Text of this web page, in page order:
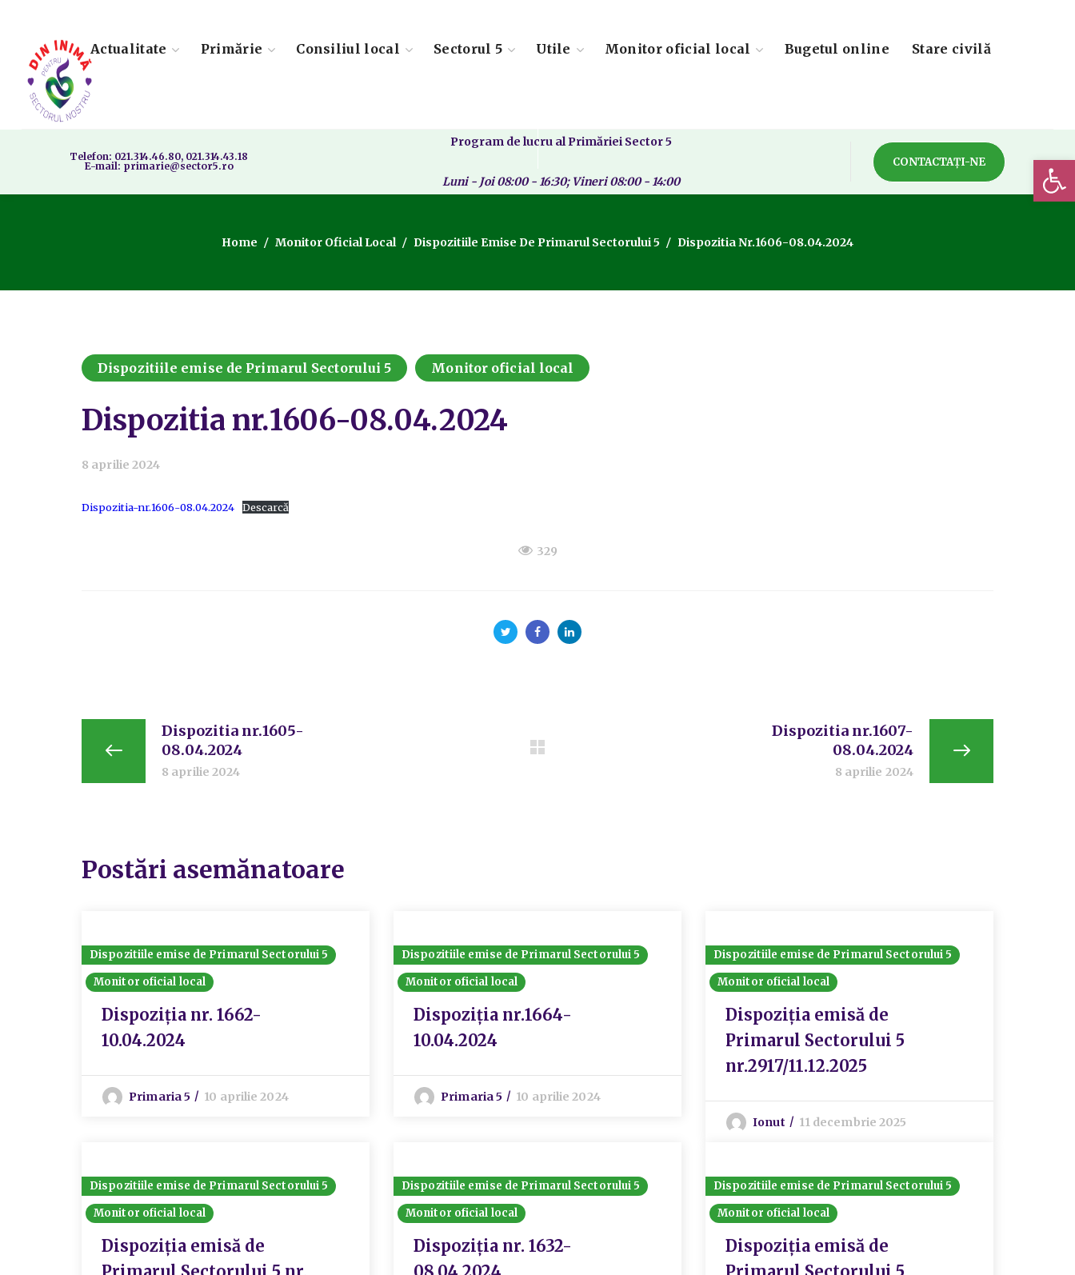
Actualitate Primărie Consiliul local Sectorul 5 Utile Monitor oficial local Bugetul online Stare civilă
Telefon: 021.314.46.80, 021.314.43.18
E-mail: primarie@sector5.ro
Program de lucru al Primăriei Sector 5
Luni - Joi 08:00 - 16:30; Vineri 08:00 - 14:00
CONTACTAȚI-NE
Home Monitor Oficial Local Dispozitiile Emise De Primarul Sectorului 5 Dispozitia Nr.1606-08.04.2024
Dispozitiile emise de Primarul Sectorului 5 Monitor oficial local
Dispozitia nr.1606-08.04.2024
8 aprilie 2024
Dispozitia-nr.1606-08.04.2024 Descarcă
329
Dispozitia nr.1605-
08.04.2024
8 aprilie 2024
Dispozitia nr.1607-
08.04.2024
8 aprilie 2024
Postări asemănatoare
Dispozitiile emise de Primarul Sectorului 5
Monitor oficial local
Dispoziția nr. 1662-
10.04.2024
Primaria 5 10 aprilie 2024
Dispozitiile emise de Primarul Sectorului 5
Monitor oficial local
Dispoziția nr.1664-
10.04.2024
Primaria 5 10 aprilie 2024
Dispozitiile emise de Primarul Sectorului 5
Monitor oficial local
Dispoziția emisă de
Primarul Sectorului 5
nr.2917/11.12.2025
Ionut 11 decembrie 2025
Dispozitiile emise de Primarul Sectorului 5
Monitor oficial local
Dispoziția emisă de
Dispozitiile emise de Primarul Sectorului 5
Monitor oficial local
Dispoziția nr. 1632-
Dispozitiile emise de Primarul Sectorului 5
Monitor oficial local
Dispoziția emisă de